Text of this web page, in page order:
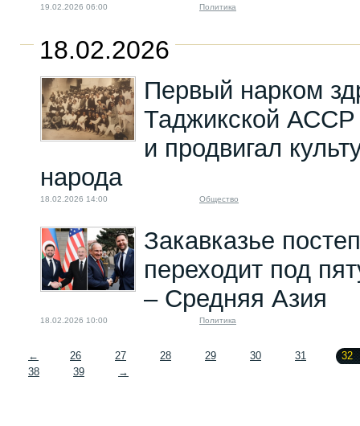
19.02.2026 06:00 Политика
18.02.2026
Первый нарком
Таджикской АССР
и продвигал
народа
18.02.2026 14:00 Общество
Закавказье
переходит под
– Средняя Азия
18.02.2026 10:00 Политика
← 26 27 28 29 30 31
32
38
39 →